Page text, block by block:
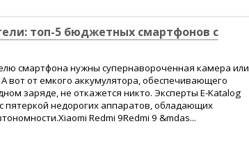
топ-5 бюджетных смартфонов с
смартфона нужны супернавороченная камера или
вот от емкого аккумулятора, обеспечивающего
заряде, не откажется никто. Эксперты E-Katalog
пятеркой недорогих аппаратов, обладающих
Redmi 9Redmi 9 &mdas...